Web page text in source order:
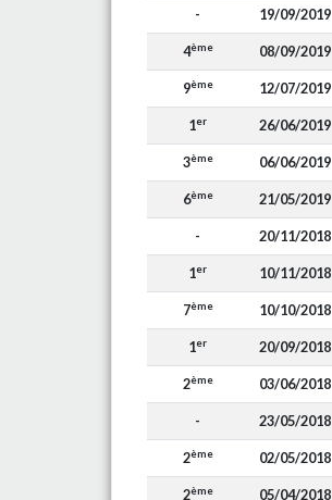
- 19/09/2019
4ème 08/09/2019
9ème 12/07/2019
1er 26/06/2019
3ème 06/06/2019
6ème 21/05/2019
- 20/11/2018
1er 10/11/2018
7ème 10/10/2018
1er 20/09/2018
2ème 03/06/2018
- 23/05/2018
2ème 02/05/2018
2ème 05/04/2018